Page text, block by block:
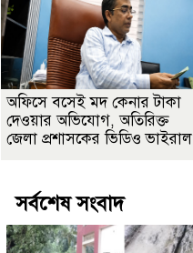
অফিসে বসেই মদ কেনার টাকা
দেওয়ার অভিযোগ, অতিরিক্ত
জেলা প্রশাসকের ভিডিও ভাইরাল
সর্বশেষ সংবাদ